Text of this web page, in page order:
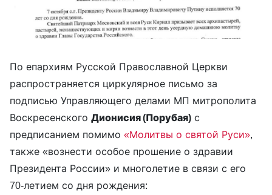
По епархиям Русской Православной Церкви
распространяется циркулярное письмо за
подписью Управляющего делами МП митрополита
Воскресенского Дионисия (Порубая) с
предписанием помимо «Молитвы о святой Руси»,
также «вознести особое прошение о здравии
Президента России» и многолетие в связи с его
70-летием со дня рождения: